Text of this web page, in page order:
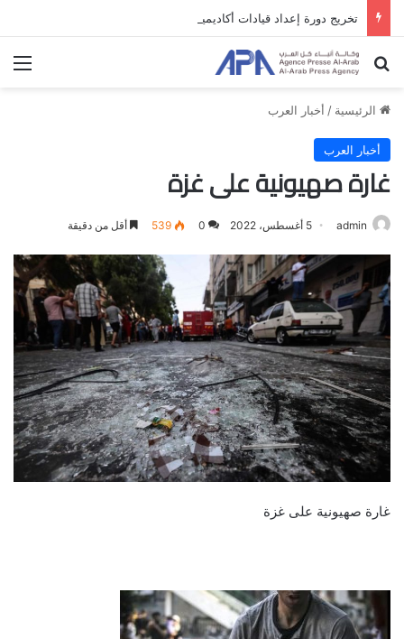
بحث عن
الرئيسية / أخبار العرب
أخبار العرب
غارة صهيونية على غزة
admin 5 أغسطس، 2022 0
539 أقل من دقيقة
غارة صهيونية على غزة